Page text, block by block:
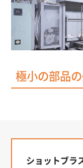
極小の部品
ショットブラ